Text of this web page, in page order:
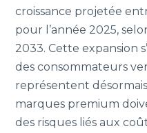
croissance projetée
pour l’année 2025,
2033. Cette expansion
des consommateurs
représentent
marques premium
des risques liés aux